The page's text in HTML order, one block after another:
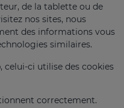
de la tablette ou de
nos sites, nous
des informations vous
similaires.
celui-ci utilise des cookies
correctement.